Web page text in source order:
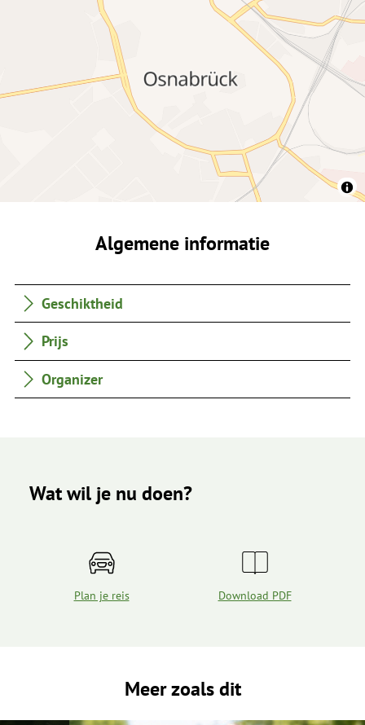
Algemene informatie
Geschiktheid
Prijs
Organizer
Wat wil je nu doen?
Plan je reis Download PDF
Meer zoals dit